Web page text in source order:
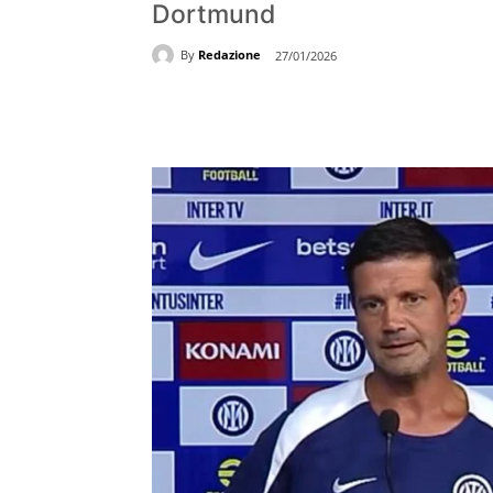
Dortmund
By Redazione 27/01/2026